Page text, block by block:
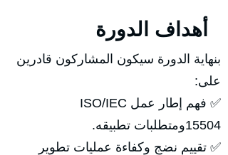
بنهاية الدورة سيكون المشاركون قادرين
على:
✅ فهم إطار عمل ISO/IEC
15504ومتطلبات تطبيقه.
✅ تقييم نضج وكفاءة عمليات تطوير